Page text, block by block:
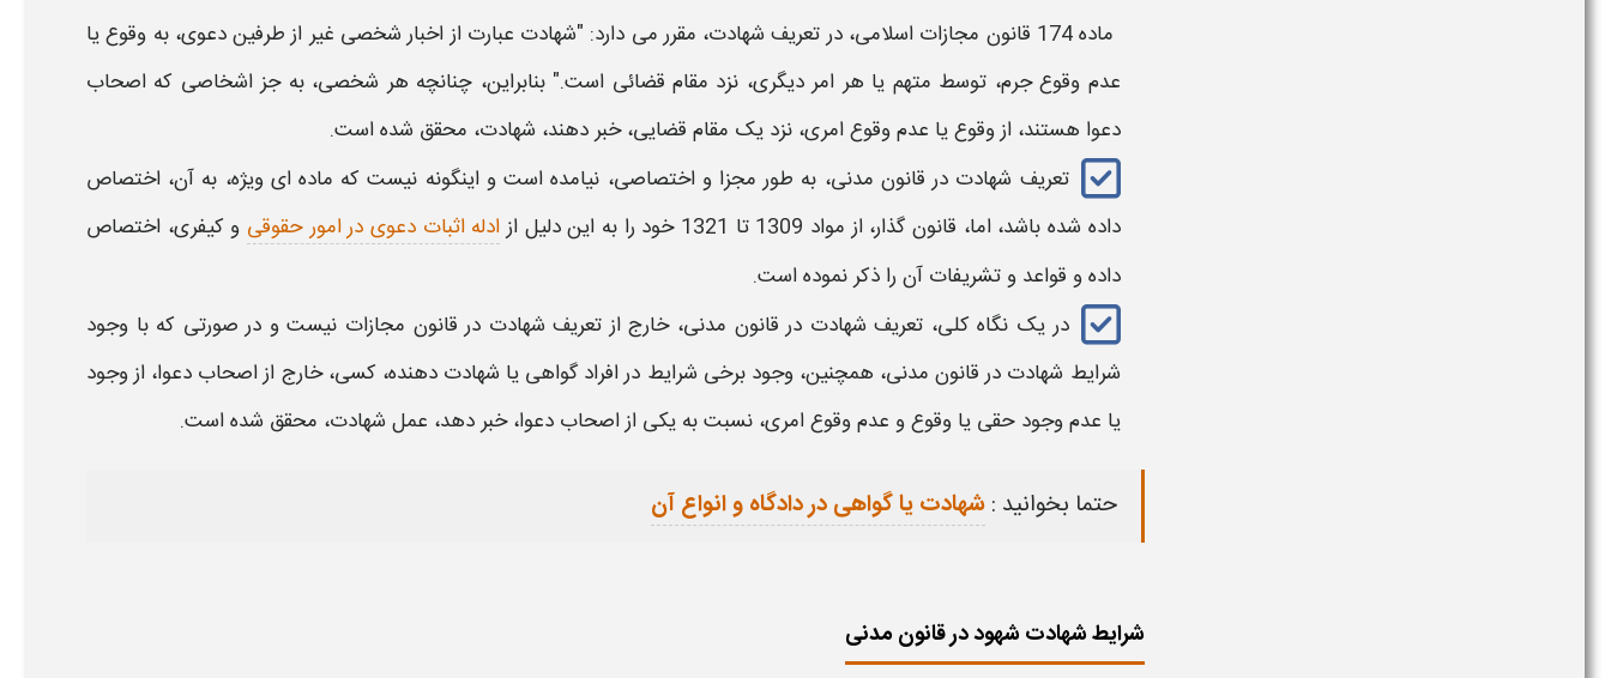
ماده 174 قانون مجازات اسلامی، درتعریف شهادت، مقرر می دارد: "شهادت عبارت از اخبار شخصی غیر از طرفین دعوی، به وقوع یا
عدم وقوع جرم، توسط متهم یا هر امر دیگری، نزد مقام قضائی است." بنابراین، چنانچه هر شخصی، به جز اشخاصی که اصحاب
دعوا هستند، از وقوع یا عدم وقوع امری، نزد یک مقام قضایی، خبر دهند، شهادت، محقق شده است.
تعریف شهادت در قانون مدنی، به طور مجزا و اختصاصی، نیامده است و اینگونه نیست که ماده ای ویژه، به آن، اختصاص
داده شده باشد، اما، قانون گذار، از مواد 1309 تا 1321 خود را به این دلیل از
ادله اثبات دعوی در امور حقوقی و کیفری، اختصاص
داده و قواعد و تشریفات آن را ذکر نموده است.
در یک نگاه کلی، تعریف شهادت در قانون مدنی،خارج از تعریف شهادت در قانون مجازات نیست و در صورتی کهبا وجود
شرایط شهادت در قانون مدنی، همچنین، وجود برخی شرایط در افراد گواهی یا شهادت دهنده، کسی، خارج از اصحاب دعوا، از وجود
یا عدم وجود حقی یا وقوع و عدم وقوع امری، نسبت به یکی از اصحاب دعوا، خبر دهد، عمل شهادت، محقق شده است.
حتما بخوانید : شهادت یا گواهی در دادگاه و انواع آن
شرایط شهادت شهود در قانون مدنی